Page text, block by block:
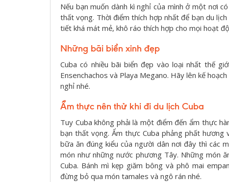
Nếu bạn muốn dành kì nghỉ của mình ở một nơi
thất vọng. Thời điểm thích hợp nhất để bạn du
tiết khá mát mẻ, khô ráo thích hợp cho mọi hoạt
Những bãi biển xinh đẹp
Cuba có nhiều bãi biển đẹp vào loại nhất thế
Ensenchachos và Playa Megano. Hãy lên kế
nghỉ nhé.
Ẩm thực nên thử khi đi du lịch Cuba
Tuy Cuba không phải là một điểm đến ẩm thực
bạn thất vọng. Ẩm thực Cuba phảng phất hương
bữa ăn đúng kiểu của người dân nơi đây thì các
món như những nước phương Tây. Những món
Cuba. Bánh mì kẹp giăm bông và phô mai
đừng bỏ qua món tamales và ngô rán nhé.